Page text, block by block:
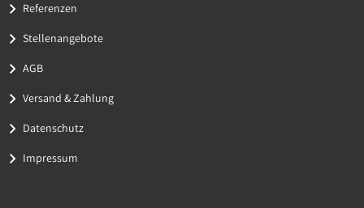
Referenzen
Stellenangebote
AGB
Versand & Zahlung
Datenschutz
Impressum